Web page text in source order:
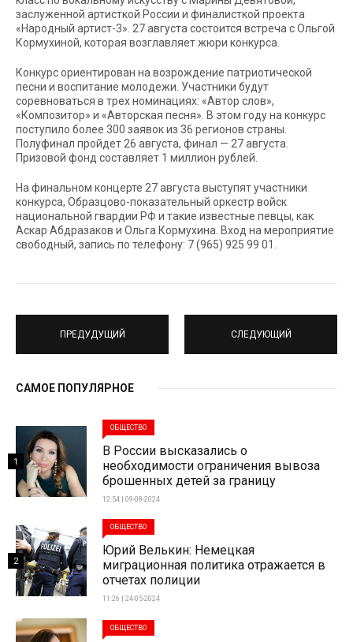
заслуженной артисткой России и финалисткой проекта
«Народный артист-3». 27 августа состоится встреча с Ольгой
Кормухиной, которая возглавляет жюри конкурса.
Конкурс ориентирован на возрождение патриотической
песни и воспитание молодежи. Участники будут
соревноваться в трех номинациях: «Автор слов»,
«Композитор» и «Авторская песня». В этом году на конкурс
поступило более 300 заявок из 36 регионов страны.
Полуфинал пройдет 26 августа, финал — 27 августа.
Призовой фонд составляет 1 миллион рублей.
На финальном концерте 27 августа выступят участники
конкурса, Образцово-показательный оркестр войск
национальной гвардии РФ и такие известные певцы, как
Аскар Абдразаков и Ольга Кормухина. Вход на мероприятие
свободный, запись по телефону: 7 (965) 925 99 01.
ПРЕДУДУЩИЙ СЛЕДУЮЩИЙ
САМОЕ ПОПУЛЯРНОЕ
ОБЩЕСТВО
В России высказались о
необходимости ограничения вывоза
брошенных детей за границу
12:54 | 09-08-2024
1
ОБЩЕСТВО
Юрий Велькин: Немецкая
миграционная политика отражается в
отчетах полиции
11:26 | 24-05-2024
2
ОБЩЕСТВО